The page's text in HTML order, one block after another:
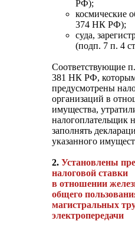
РФ);
космические
374 НК РФ);
суда,
(подп. 7 п. 4
Соответствующие
381 НК РФ,
предусмотрены
организаций в
имущества,
налогоплательщик
заполнять
указанного
2. Установлены
налоговой ставки
в отношении
общего
магистральных
электропередачи